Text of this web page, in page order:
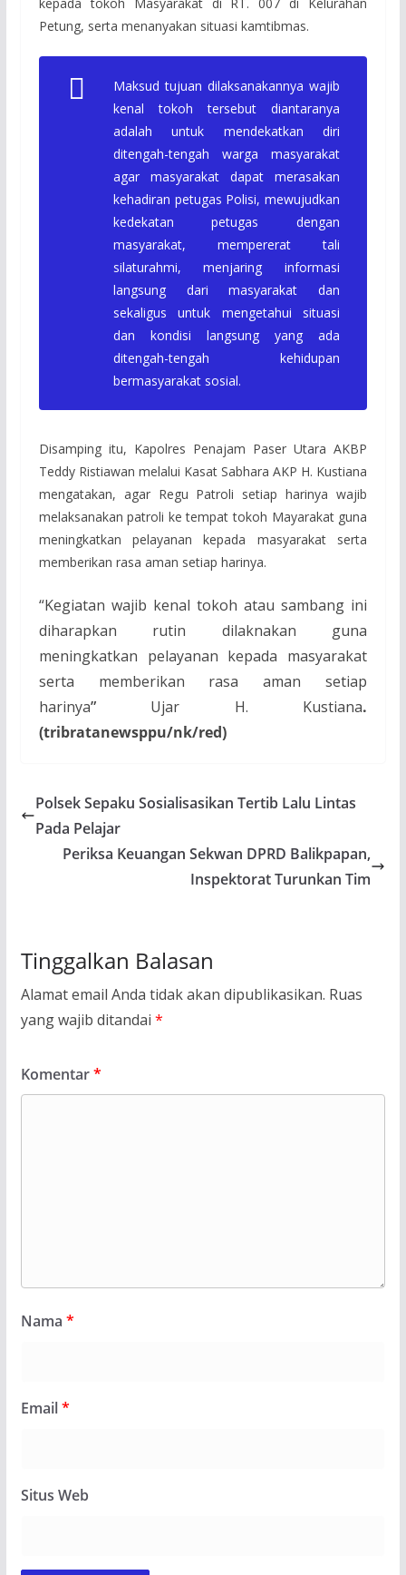
Petung, serta menanyakan situasi kamtibmas.
Maksud tujuan dilaksanakannya wajib
kenal tokoh tersebut diantaranya
adalah untuk mendekatkan diri
ditengah-tengah warga masyarakat
agar masyarakat dapat merasakan
kehadiran petugas Polisi, mewujudkan
kedekatan petugas dengan
masyarakat, mempererat tali
silaturahmi, menjaring informasi
langsung dari masyarakat dan
sekaligus untuk mengetahui situasi
dan kondisi langsung yang ada
ditengah-tengah kehidupan
bermasyarakat sosial.
Disamping itu, Kapolres Penajam Paser Utara AKBP
Teddy Ristiawan melalui Kasat Sabhara AKP H. Kustiana
mengatakan, agar Regu Patroli setiap harinya wajib
melaksanakan patroli ke tempat tokoh Mayarakat guna
meningkatkan pelayanan kepada masyarakat serta
memberikan rasa aman setiap harinya.
“Kegiatan wajib kenal tokoh atau sambang ini
diharapkan rutin dilaknakan guna
meningkatkan pelayanan kepada masyarakat
serta memberikan rasa aman setiap
harinya” Ujar H. Kustiana.
(tribratanewsppu/nk/red)
Polsek Sepaku Sosialisasikan Tertib Lalu Lintas
Pada Pelajar
Periksa Keuangan Sekwan DPRD Balikpapan,
Inspektorat Turunkan Tim
Tinggalkan Balasan
Alamat email Anda tidak akan dipublikasikan. Ruas
yang wajib ditandai *
Komentar*
Nama *
Email*
Situs Web